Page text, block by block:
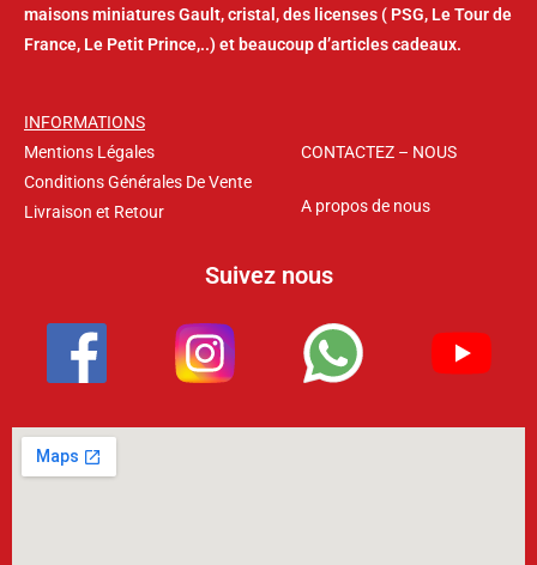
maisons miniatures Gault, cristal, des licenses ( PSG, Le Tour de
France, Le Petit Prince,..) et beaucoup d’articles cadeaux.
INFORMATIONS
Mentions Légales
Conditions Générales De Vente
Livraison et Retour
CONTACTEZ – NOUS
A propos de nous
Suivez nous